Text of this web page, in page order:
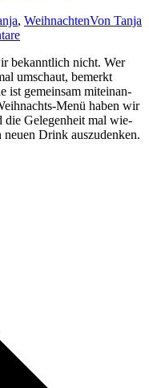
, WeihnachtenVon Tanja
bekannt­lich nicht. Wer
umschaut, bemerkt
ist gemein­sam mit­ein­an­
Menü haben wir
die Gele­gen­heit mal wie­
Drink aus­zu­den­ken.